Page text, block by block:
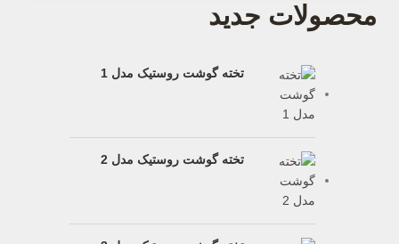
محصولات جدید
تخته گوشت روستیک مدل 1
تخته گوشت روستیک مدل 2